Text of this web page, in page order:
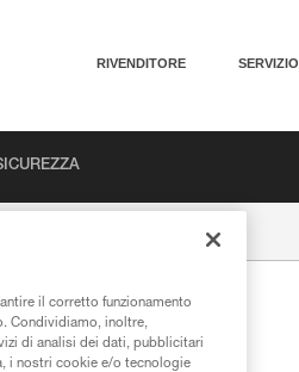
RIVENDITORE
il corretto funzionamento
Condividiamo, inoltre,
di analisi dei dati, pubblicitari
i nostri cookie e/o tecnologie